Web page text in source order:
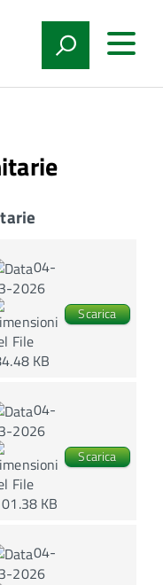
04-
2026
KB
Scarica
04-
2026
KB
Scarica
04-
2026